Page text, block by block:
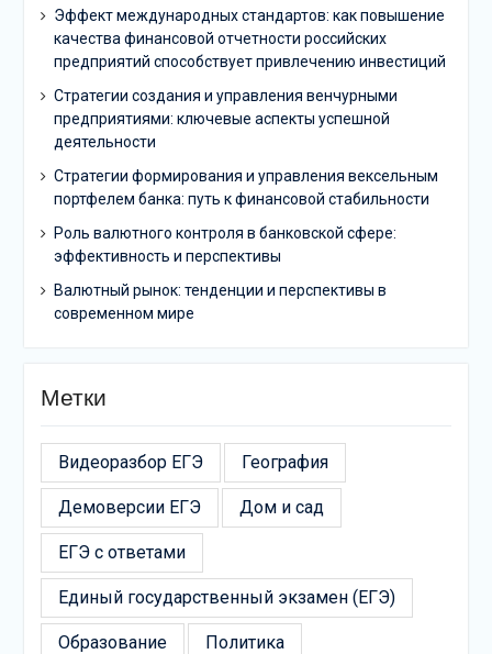
Эффект международных стандартов: как повышение
качества финансовой отчетности российских
предприятий способствует привлечению инвестиций
Стратегии создания и управления венчурными
предприятиями: ключевые аспекты успешной
деятельности
Стратегии формирования и управления вексельным
портфелем банка: путь к финансовой стабильности
Роль валютного контроля в банковской сфере:
эффективность и перспективы
Валютный рынок: тенденции и перспективы в
современном мире
Метки
Видеоразбор ЕГЭ География
Демоверсии ЕГЭ Дом и сад
ЕГЭ с ответами
Единый государственный экзамен (ЕГЭ)
Образование Политика